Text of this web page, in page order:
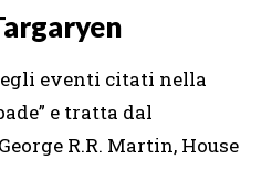
eventi citati nella
e tratta dal
R.R. Martin, House